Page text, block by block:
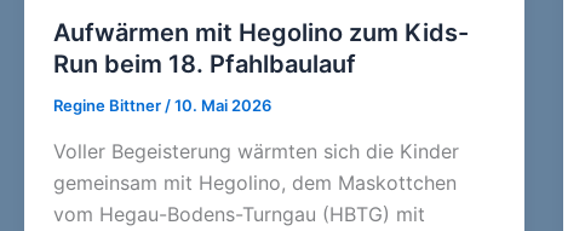
Aufwärmen mit Hegolino zum Kids-
Run beim 18. Pfahlbaulauf
Regine Bittner /10. Mai 2026
Voller Begeisterung wärmten sich die Kinder
gemeinsam mit Hegolino, dem Maskottchen
vom Hegau-Bodens-Turngau (HBTG) mit